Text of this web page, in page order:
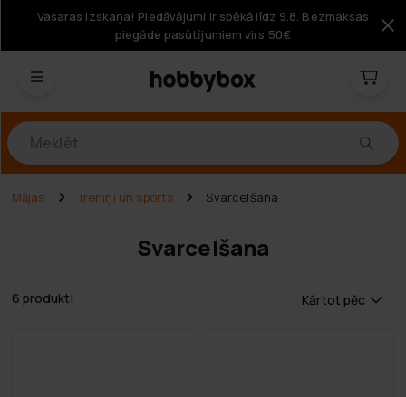
Vasaras izskaņa! Piedāvājumi ir spēkā līdz 9.8. Bezmaksas
piegāde pasūtījumiem virs 50€
Mājas Treniņi un sports Svarcelšana
Svarcelšana
6 produkti Kārtot pēc